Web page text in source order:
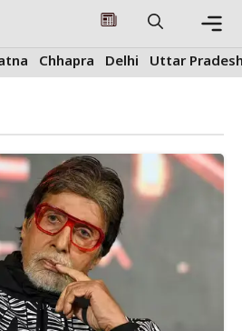
Chhapra Delhi Uttar